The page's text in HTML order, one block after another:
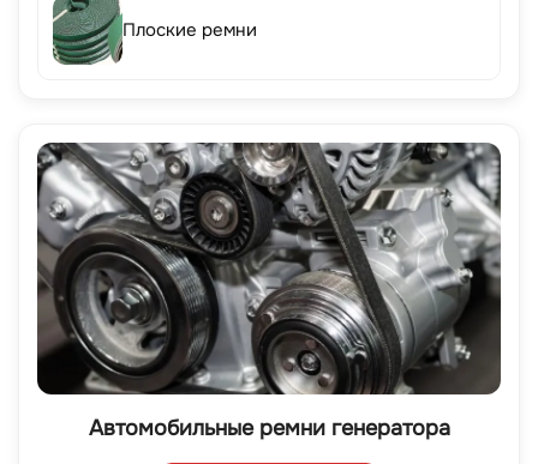
Плоские ремни
Автомобильные ремни генератора